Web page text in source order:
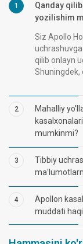
1
Qanday
yozilishim
Siz Apollo
qilib onlayn
Shuningdek,
2
Mahalliy
mumkinmi?
3
Tibbiy
4
Apollon
muddati